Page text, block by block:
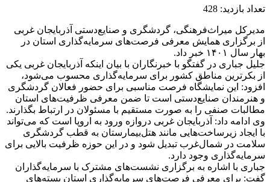
تعداد بازدید: 428
مدیرکل میراث‌فرهنگی، گردشگری و صنایع‌دستی آذربایجان غربی
از برگزاری همایش معرفی فرصت‌های سرمایه‌گذاری استان در
بهار سال ۱۴۰۱ خبر داد.
جلیل جباری در گفتگو با خبرنگاران با بیان اینکه آذربایجان غربی یکی
از بکرترین مناطق کشور برای سرمایه‌گذاری محسوب می‌شود،
افزود: این نمایشگاه فرصت مناسبی برای حضور فعالان گردشگری
و هنرمندان صنایع‌دستی است تا ضمن معرفی ظرفیت‌های استان
مطالبات صنفی را به صورت مستقیم با مسئولان در ارتباط بگذارند.
وی ادامه داد: آذربایجان غربی دروازه ورود به اروپا است که می‌تواند
با ایجاد زیرساخت‌هایی مانند هتل‌بیمارستان به قطب گردشگری
سلامت در شمال‌غرب تبدیل شود و در این حوزه ظرفیت بالایی برای
سرمایه‌گذاری وجود دارد.
جباری با اشاره به برگزاری نشست‌های مشترک با سرمایه‌گذاران
گفت: برای معرفی فرصت‌های سرمایه‌گذاری استان بسته‌های